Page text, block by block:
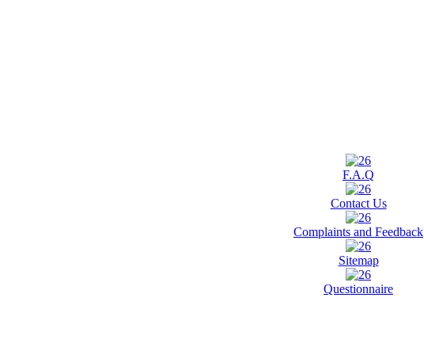
F.A.Q
Contact Us
Complaints and Feedback
Sitemap
Questionnaire